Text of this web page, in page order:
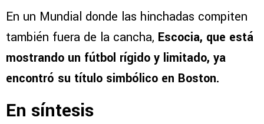
En un Mundial donde las hinchadas compiten
también fuera de la cancha, Escocia, que está
mostrando un fútbol rígido y limitado, ya
encontró su título simbólico en Boston.
En síntesis